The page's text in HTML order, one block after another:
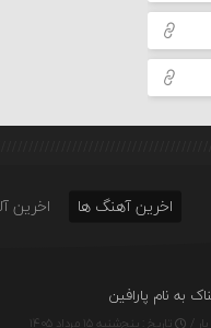
اخرین آهنگ ها اخرین
به نام پارافین
تاریخ : پنج‌شنبه ۱۵ مرداد ۱۴۰۵